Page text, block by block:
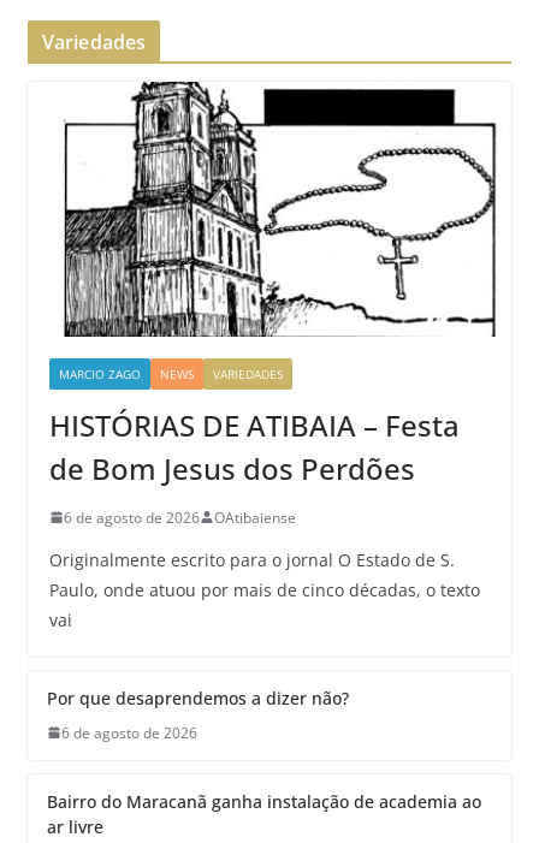
Variedades
MARCIO ZAGO NEWS VARIEDADES
HISTÓRIAS DE ATIBAIA – Festa
de Bom Jesus dos Perdões
6 de agosto de 2026 OAtibaiense
Originalmente escrito para o jornal O Estado de S.
Paulo, onde atuou por mais de cinco décadas, o texto
vai
Por que desaprendemos a dizer não?
6 de agosto de 2026
Bairro do Maracanã ganha instalação de academia ao
ar livre